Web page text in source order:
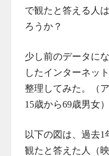
で観たと答える人
ろうか？
少し前のデータに
したインターネッ
整理してみた。（
15歳から69歳男女）
以下の図は、過去
観たと答えた人（